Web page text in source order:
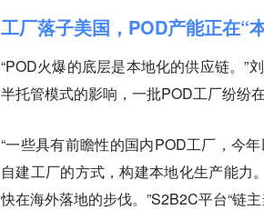
工厂落子美国，POD产能正在“
“POD火爆的底层是本地化的供应链。”
半托管模式的影响，一批POD工厂纷纷
“一些具有前瞻性的国内POD工厂，今
自建工厂的方式，构建本地化生产能力
快在海外落地的步伐。”S2B2C平台“链